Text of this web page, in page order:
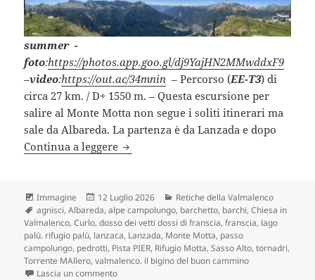
summer -
foto:https://photos.app.goo.gl/dj9YajHN2MMwddxF9
–video:https://out.ac/34mnin – Percorso (EE-T3) di
circa 27 km. / D+ 1550 m. – Questa escursione per
salire al Monte Motta non segue i soliti itinerari ma
sale da Albareda. La partenza è da Lanzada e dopo
Continua a leggere MONTE MOTTA “Sasso Alto”
Formato
Immagine
Scritto
il
12 Luglio 2026 Categorie
Retiche della Valmalenco
Tag
agnisci,Albareda,alpe campolungo, barchetto, barchi,Chiesa in
Valmalenco,Curlo,dosso dei vetti dossi di franscia,franscia, lago
palù. rifugio palù, lanzaca, Lanzada, Monte Motta, passo
campolungo, pedrotti, Pista PIER, Rifugio Motta,Sasso Alto,tornadri,
Torrente MAllero,valmalenco. il bigino del buon cammino
Lascia un commentosu MONTE MOTTA “Sasso Alto” passando per